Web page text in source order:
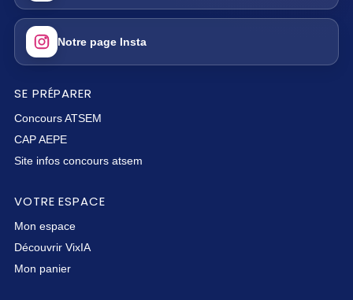
Notre page Insta
SE PRÉPARER
Concours ATSEM
CAP AEPE
Site infos concours atsem
VOTRE ESPACE
Mon espace
Découvrir VixIA
Mon panier